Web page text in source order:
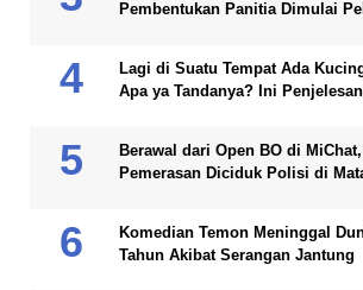
Pembentukan Panitia Dimulai
Lagi di Suatu Tempat Ada
Apa ya Tandanya? Ini
Berawal dari Open BO di
Pemerasan Diciduk Polisi di
Komedian Temon Meninggal
Tahun Akibat Serangan Jantung